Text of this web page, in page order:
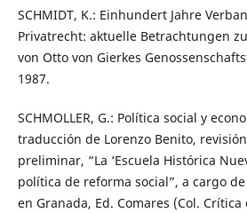
SCHMIDT, K.: Einhundert Jahre
Privatrecht: aktuelle Betrachtungen
von Otto von Gierkes
1987.
SCHMOLLER, G.: Política social y
traducción de Lorenzo Benito,
preliminar, “La ‘Escuela Histórica
política de reforma social”, a cargo de
en Granada, Ed. Comares (Col.